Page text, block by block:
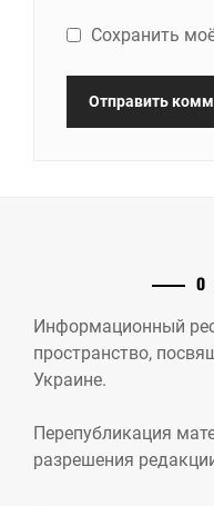
Сохранить
О
Информационный
пространство,
Украине.
Перепубликация
разрешения